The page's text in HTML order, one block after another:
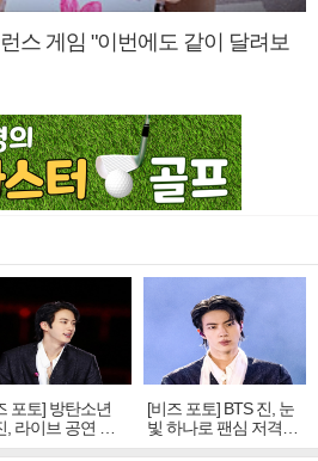
스 게임 "이번에도 같이 달려보
포토] 방탄소년
, 라이브 공연 중
독보적 아우라
[비즈 포토] BTS 진, 눈
빛 하나로 팬심 저격…
독보적 카리스마